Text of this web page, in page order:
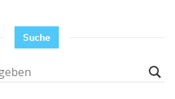
Suche